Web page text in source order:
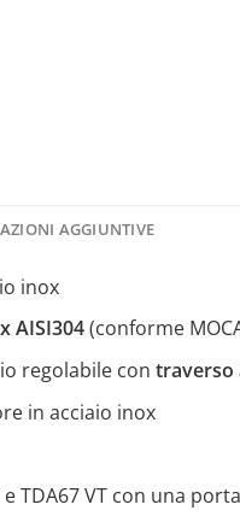
AGGIUNTIVE
inox
AISI304(conforme
regolabile contraverso
in acciaio inox
e TDA67 VT con una